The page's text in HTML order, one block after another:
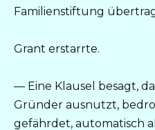
Familienstiftung
Grant erstarrte.
— Eine Klausel besagt,
Gründer ausnutzt,
gefährdet, automatisch